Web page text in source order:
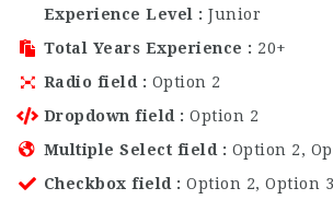
Experience Level
Junior
Total Years Experience
20+
Radio field
Option 2
Dropdown field
Option 2
Multiple Select field
Option 2,
Checkbox field
Option 2, Option 3